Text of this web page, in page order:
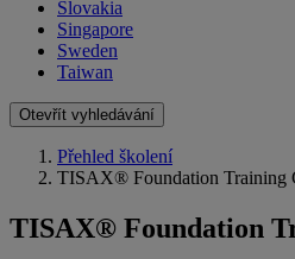
Slovakia
Singapore
Sweden
Taiwan
Otevřít vyhledávání
Přehled školení
TISAX® Foundation Training
TISAX® Foundation